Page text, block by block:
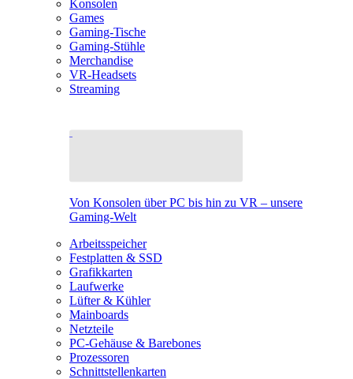
Konsolen
Games
Gaming-Tische
Gaming-Stühle
Merchandise
VR-Headsets
Streaming
Von Konsolen über PC bis hin zu VR – unsere
Gaming-Welt
Arbeitsspeicher
Festplatten & SSD
Grafikkarten
Laufwerke
Lüfter & Kühler
Mainboards
Netzteile
PC-Gehäuse & Barebones
Prozessoren
Schnittstellenkarten